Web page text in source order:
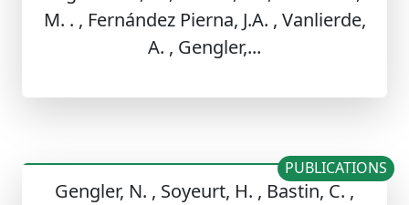
M. . , Fernández Pierna, J.A. , Vanlierde,
A. , Gengler,...
Gengler, N. , Soyeurt, H. , Bastin, C. ,
PUBLICATIONS